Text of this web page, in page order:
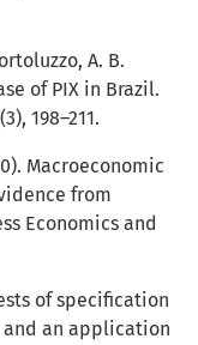
A. B.
of PIX in Brazil.
198–211.
Macroeconomic
from
Economics and
of specification
an application